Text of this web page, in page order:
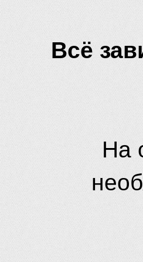
Всё
На